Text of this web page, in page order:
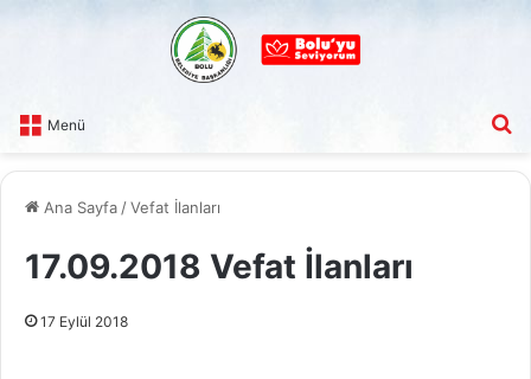
Menü
Ana Sayfa /Vefat İlanları
17.09.2018 Vefat İlanları
17 Eylül 2018